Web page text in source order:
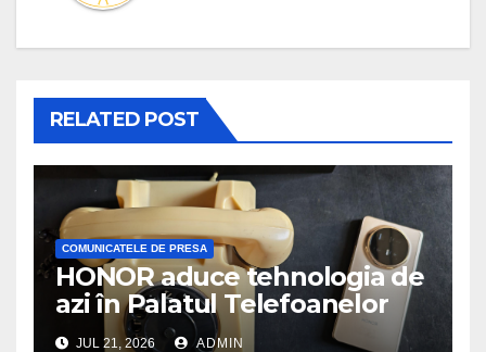
RELATED POST
COMUNICATELE DE PRESA
HONOR aduce tehnologia de
azi în Palatul Telefoanelor
JUL 21, 2026 ADMIN